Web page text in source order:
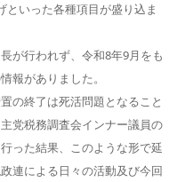
いった各種項目が盛り込ま
が行われず、令和8年9月をも
報がありました。
の終了は死活問題となること
党税務調査会インナー議員の
った結果、このような形で延
連による日々の活動及び今回